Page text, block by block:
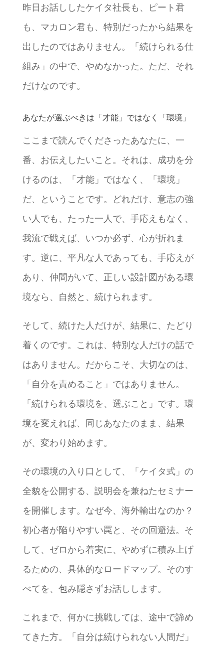
昨日お話ししたケイタ社長も、ピート君
も、マカロン君も、特別だったから結果を
出したのではありません。「続けられる仕
組み」の中で、やめなかった。ただ、それ
だけなのです。
あなたが選ぶべきは「才能」ではなく「環境」
ここまで読んでくださったあなたに、一
番、お伝えしたいこと。それは、成功を分
けるのは、「才能」ではなく、「環境」
だ、ということです。どれだけ、意志の強
い人でも、たった一人で、手応えもなく、
我流で戦えば、いつか必ず、心が折れま
す。逆に、平凡な人であっても、手応えが
あり、仲間がいて、正しい設計図がある環
境なら、自然と、続けられます。
そして、続けた人だけが、結果に、たどり
着くのです。これは、特別な人だけの話で
はありません。だからこそ、大切なのは、
「自分を責めること」ではありません。
「続けられる環境を、選ぶこと」です。環
境を変えれば、同じあなたのまま、結果
が、変わり始めます。
その環境の入り口として、「ケイタ式」の
全貌を公開する、説明会を兼ねたセミナー
を開催します。なぜ今、海外輸出なのか？
初心者が陥りやすい罠と、その回避法。そ
して、ゼロから着実に、やめずに積み上げ
るための、具体的なロードマップ。そのす
べてを、包み隠さずお話しします。
これまで、何かに挑戦しては、途中で諦め
てきた方。「自分は続けられない人間だ」